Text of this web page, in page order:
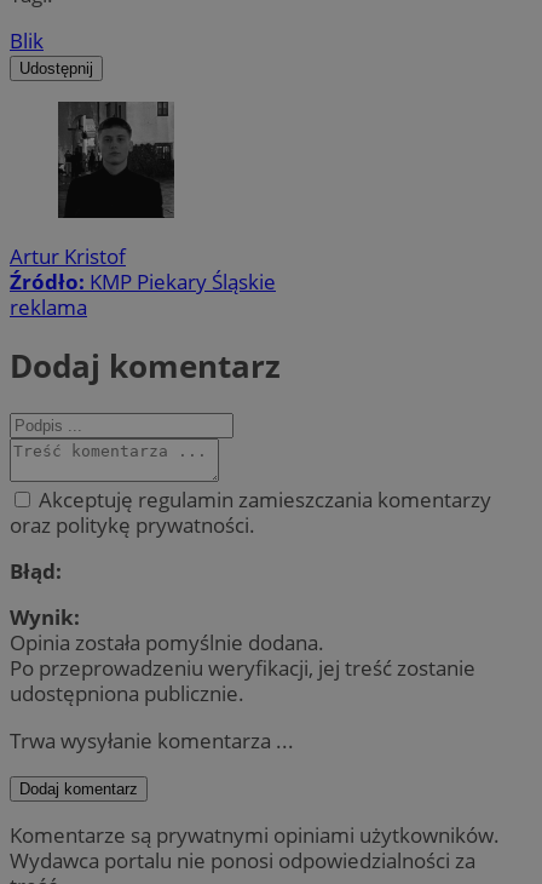
Blik
Udostępnij
Artur Kristof
Źródło: KMP Piekary Śląskie
reklama
Dodaj komentarz
Akceptuję regulamin zamieszczania komentarzy
oraz politykę prywatności.
Błąd:
Wynik:
Opinia została pomyślnie dodana.
Po przeprowadzeniu weryfikacji, jej treść zostanie
udostępniona publicznie.
Trwa wysyłanie komentarza ...
Dodaj komentarz
Komentarze są prywatnymi opiniami użytkowników.
Wydawca portalu nie ponosi odpowiedzialności za